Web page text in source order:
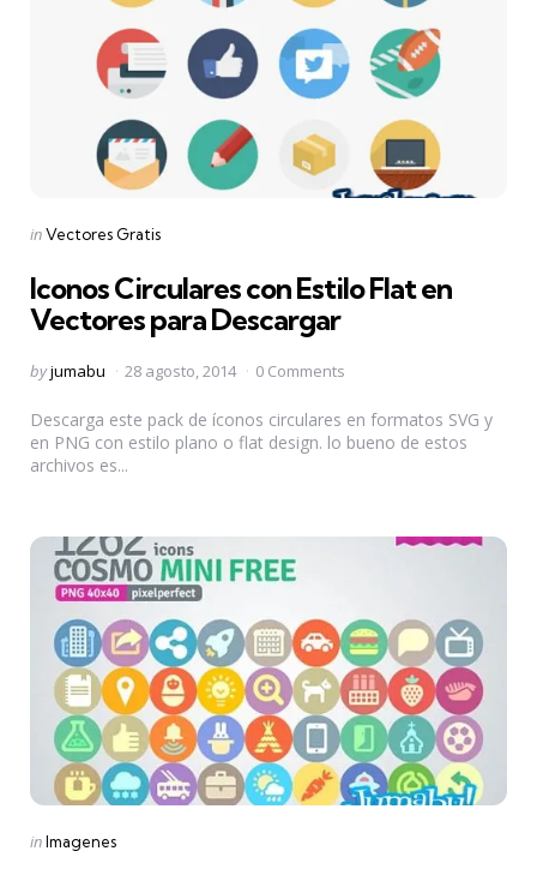
Categories
Posted
inVectores Gratis
Iconos Circulares con Estilo Flat en
Vectores para Descargar
Posted
byjumabu 28 agosto, 2014 0 Comments
Descarga este pack de íconos circulares en formatos SVG y
en PNG con estilo plano o flat design. lo bueno de estos
archivos es...
Categories
Posted
inImagenes